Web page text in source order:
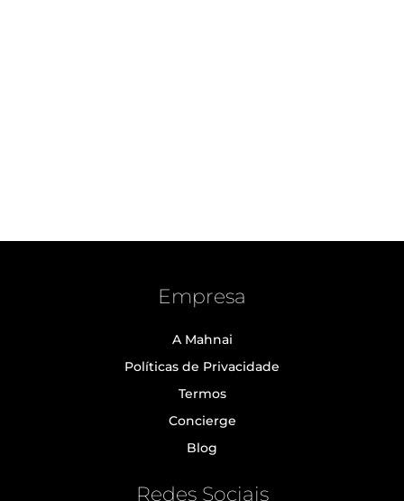
Empresa
A Mahnai
Políticas de Privacidade
Termos
Concierge
Blog
Redes Sociais